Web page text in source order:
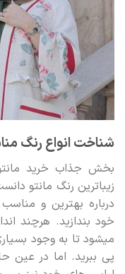
شناخت انواع رنگ
بخش جذاب خرید
زیباترین رنگ مانتو
درباره بهترین و
خود بندازید. هرچند
میشود تا به وجود
پی ببرید. اما در عین